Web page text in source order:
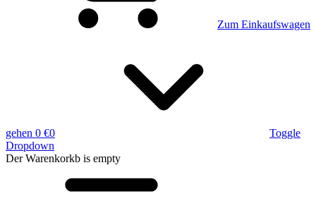
Zum Einkaufswagen
gehen 0 €0
Toggle
Dropdown
Der Warenkorkb is empty